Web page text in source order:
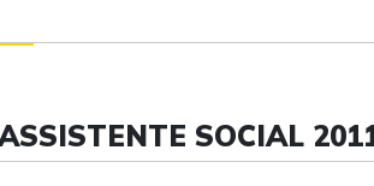
SOCIAL